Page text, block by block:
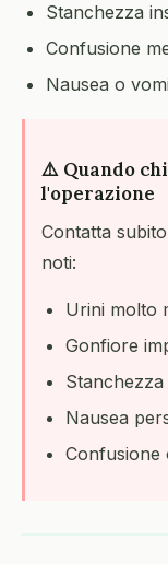
Stanchezza
Confusione
Nausea o
⚠️ Quando
l'operazione
Contatta
noti:
Urini molto
Gonfiore
Nausea
Confusione